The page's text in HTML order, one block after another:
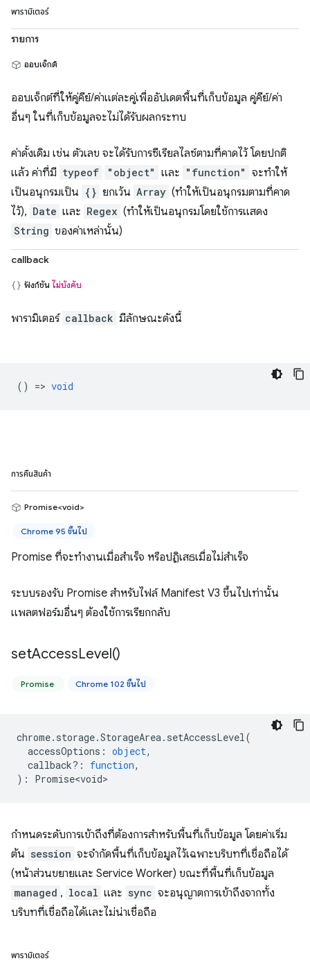
พารามิเตอร์
รายการ
ออบเจ็กต์
ออบเจ็กต์ที่ให้คู่คีย์/ค่าแต่ละคู่เพื่ออัปเดตพื้นที่เก็บข้อมูล คู่คีย์/ค่า
อื่นๆ ในที่เก็บข้อมูลจะไม่ได้รับผลกระทบ
ค่าดั้งเดิม เช่น ตัวเลข จะได้รับการซีเรียลไลซ์ตามที่คาดไว้ โดยปกติ
แล้ว ค่าที่มี typeof "object" และ "function" จะทำให้
เป็นอนุกรมเป็น {} ยกเว้น Array (ทำให้เป็นอนุกรมตามที่คาด
ไว้), Date และ Regex (ทำให้เป็นอนุกรมโดยใช้การแสดง
String ของค่าเหล่านั้น)
callback
ฟังก์ชัน ไม่บังคับ
พารามิเตอร์ callback มีลักษณะดังนี้
() => void
การคืนสินค้า
Promise<void>
Chrome 95 ขึ้นไป
Promise ที่จะทำงานเมื่อสำเร็จ หรือปฏิเสธเมื่อไม่สำเร็จ
ระบบรองรับ Promise สำหรับไฟล์ Manifest V3 ขึ้นไปเท่านั้น
แพลตฟอร์มอื่นๆ ต้องใช้การเรียกกลับ
setAccessLevel()
Promise Chrome 102 ขึ้นไป
chrome. storage.StorageArea. setAccessLevel(
accessOptions : object,
callback? : function,
) : Promise<void>
กำหนดระดับการเข้าถึงที่ต้องการสำหรับพื้นที่เก็บข้อมูล โดยค่าเริ่ม
ต้น session จะจำกัดพื้นที่เก็บข้อมูลไว้เฉพาะบริบทที่เชื่อถือได้
(หน้าส่วนขยายและ Service Worker) ขณะที่พื้นที่เก็บข้อมูล
managed , local และ sync จะอนุญาตการเข้าถึงจากทั้ง
บริบทที่เชื่อถือได้และไม่น่าเชื่อถือ
พารามิเตอร์